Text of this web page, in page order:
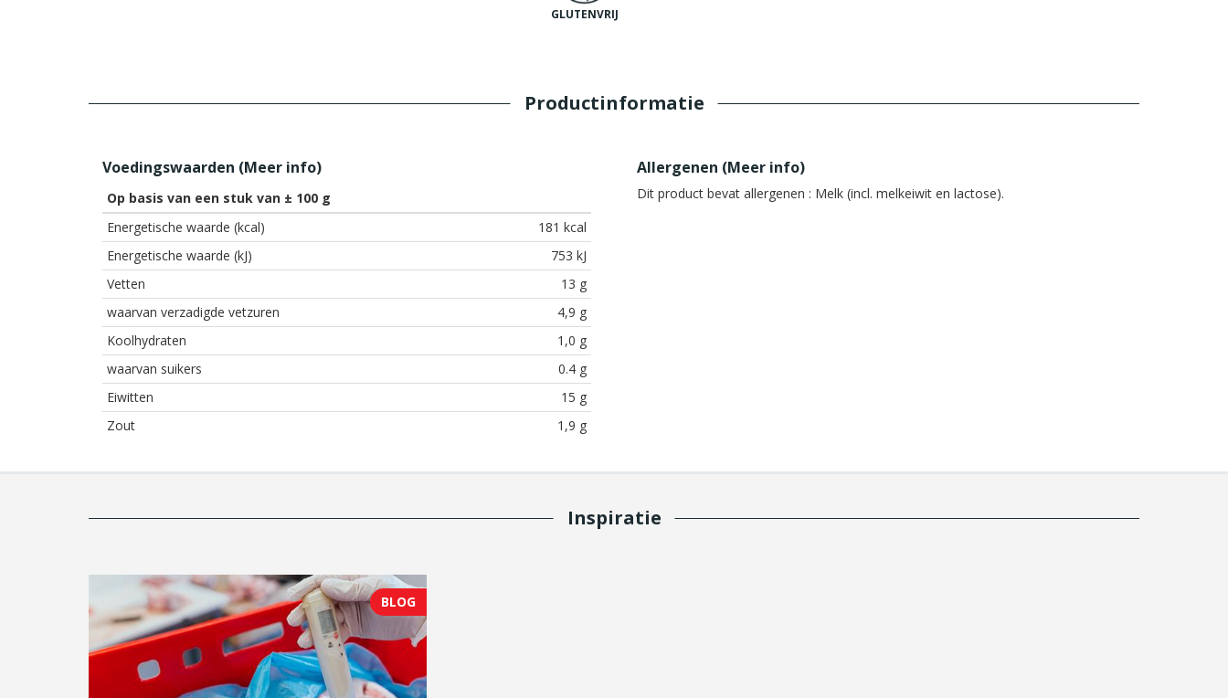
GLUTENVRIJ
Productinformatie
Voedingswaarden (Meer info)
Op basis van een stuk van ± 100 g
Energetische waarde (kcal)
181 kcal
Energetische waarde (kJ)
753 kJ
Vetten
13 g
waarvan verzadigde vetzuren
4,9 g
Koolhydraten
1,0 g
waarvan suikers
0.4 g
Eiwitten
15 g
Zout
1,9 g
Allergenen (Meer info)
Dit product bevat allergenen : Melk (incl. melkeiwit en lactose).
Inspiratie
BLOG